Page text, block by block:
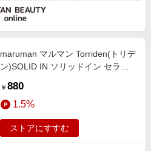
maruman マルマン Torriden(トリデ
ン)SOLID IN ソリッドイン セラミ
￥ 880
1.5%
ストアにすすむ